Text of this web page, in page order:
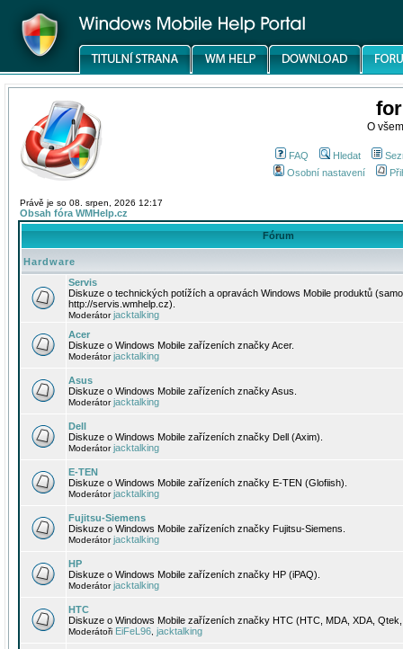
O
FAQ Hledat
Osobní nastavení
Právě je so 08. srpen, 2026 12:17
Obsah fóra WMHelp.cz
Fórum
Hardware
Servis
Diskuze o technických potížích a opravách Windows Mobile produktů
http://servis.wmhelp.cz).
Moderátorjacktalking
Acer
Diskuze o Windows Mobile zařízeních značky Acer.
Moderátorjacktalking
Asus
Diskuze o Windows Mobile zařízeních značky Asus.
Moderátorjacktalking
Dell
Diskuze o Windows Mobile zařízeních značky Dell (Axim).
Moderátorjacktalking
E-TEN
Diskuze o Windows Mobile zařízeních značky E-TEN (Glofiish).
Moderátorjacktalking
Fujitsu-Siemens
Diskuze o Windows Mobile zařízeních značky Fujitsu-Siemens.
Moderátorjacktalking
HP
Diskuze o Windows Mobile zařízeních značky HP (iPAQ).
Moderátorjacktalking
HTC
Diskuze o Windows Mobile zařízeních značky HTC (HTC, MDA, XDA,
Moderátoři EiFeL96 jacktalking